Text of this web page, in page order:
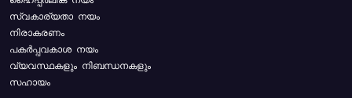
സ്വകാര്യതാ നയം
നിരാകരണം
പകർപ്പവകാശ നയം
വ്യവസ്ഥകളും നിബന്ധനകളും
സഹായം